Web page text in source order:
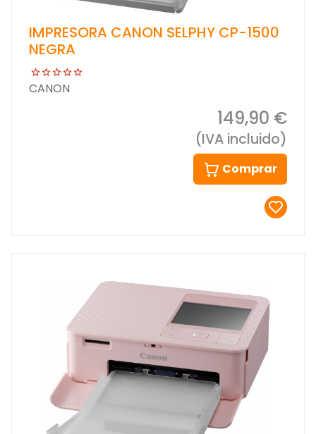
IMPRESORA CANON SELPHY CP-1500
NEGRA
CANON
149,90 €
(IVA incluido)
Comprar